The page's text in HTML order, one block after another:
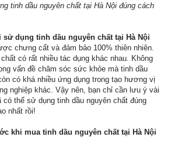
tinh dầu nguyên chất tại Hà Nội đúng cách
dụng tinh dầu nguyên chất tại Hà Nội
chưng cất và đảm bảo 100% thiên nhiên.
có rất nhiều tác dụng khác nhau. Không
vấn đề chăm sóc sức khỏe mà tinh dầu
có khá nhiều ứng dụng trong tạo hương vị
nghiệp khác. Vậy nên, bạn chỉ cần lưu ý vài
thể sử dụng tinh dầu nguyên chất đúng
nhất rồi!
khi mua tinh dầu nguyên chất tại Hà Nội